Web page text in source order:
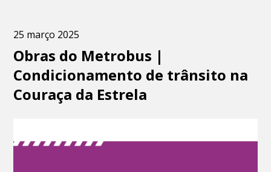
25 março 2025
Obras do Metrobus |
Condicionamento de trânsito na
Couraça da Estrela